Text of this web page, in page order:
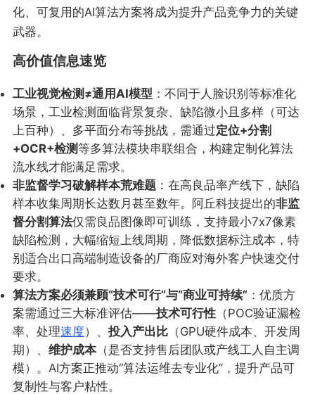
化、可复用的AI算法方案将成为提升产品竞争力的关键
武器。
高价值信息速览
工业视觉检测≠通用AI模型 ：不同于人脸识别等标准化
场景，工业检测面临背景复杂、缺陷微小且多样（可达
上百种）、多平面分布等挑战，需通过定位+分割
+OCR+检测等多算法模块串联组合，构建定制化算法
流水线才能满足需求。
非监督学习破解样本荒难题：在高良品率产线下，缺陷
样本收集周期长达数月甚至数年。阿丘科技提出的非监
督分割算法仅需良品图像即可训练，支持最小7x7像素
缺陷检测，大幅缩短上线周期，降低数据标注成本，特
别适合出口高端制造设备的厂商应对海外客户快速交付
要求。
算法方案必须兼顾“技术可行”与“商业可持续” ：优质方
案需通过三大标准评估——技术可行性（POC验证漏检
率、处理速度）、 投入产出比（GPU硬件成本、开发周
期）、 维护成本（是否支持售后团队或产线工人自主调
模）。AI方案正推动“算法运维去专业化”，提升产品可
复制性与客户粘性。